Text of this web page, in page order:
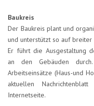
Baukreis
Der Baukreis plant und
und unterstützt so auf breiter
Er führt die Ausgestaltung
an den Gebäuden
Arbeitseinsätze (Haus-und
aktuellen
Internetseite.